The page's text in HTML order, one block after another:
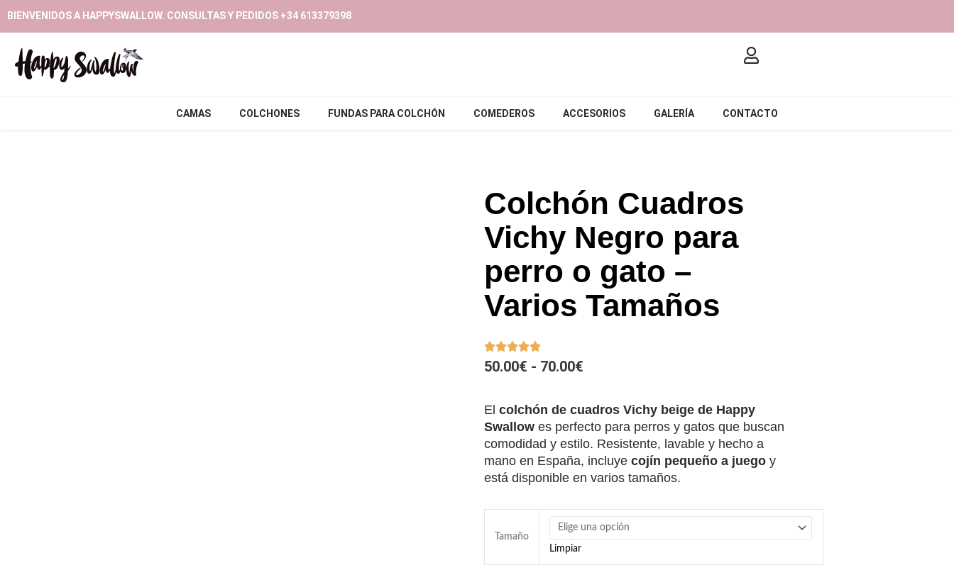
contenido
BIENVENIDOS A HAPPYSWALLOW. CONSULTAS Y PEDIDOS +34 613379398‬
CAMAS COLCHONES FUNDAS PARA COLCHÓN COMEDEROS ACCESORIOS GALERÍA CONTACTO
Colchón Cuadros
Vichy Negro para
perro o gato –
Varios Tamaños
50.00€ - 70.00€
PRECIOS:
DESDE
50.00€
HASTA
70.00€
El colchón de cuadros Vichy beige de Happy
Swallow es perfecto para perros y gatos que buscan
comodidad y estilo. Resistente, lavable y hecho a
mano en España, incluye cojín pequeño a juego y
está disponible en varios tamaños.
Tamaño
Limpiar
Cuadros